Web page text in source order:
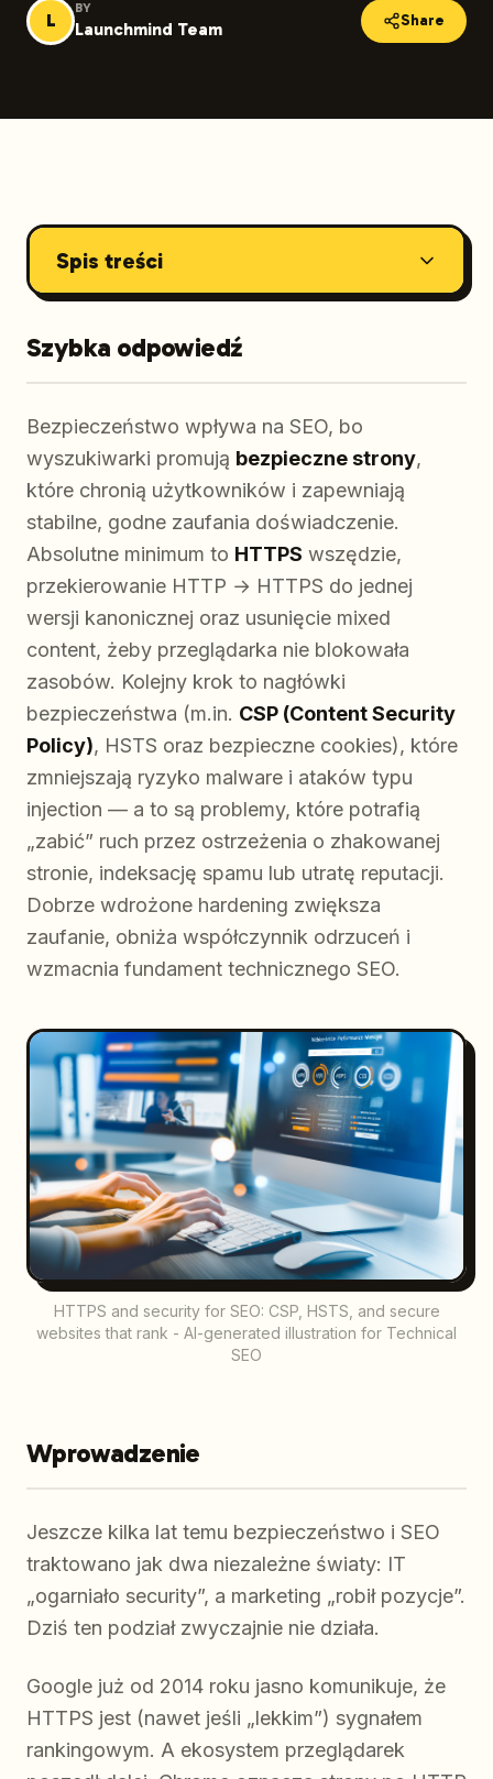
L
BY
Launchmind Team Share
Spis treści
Szybka odpowiedź
Bezpieczeństwo wpływa na SEO, bo
wyszukiwarki promują bezpieczne strony,
które chronią użytkowników i zapewniają
stabilne, godne zaufania doświadczenie.
Absolutne minimum to HTTPS wszędzie,
przekierowanie HTTP → HTTPS do jednej
wersji kanonicznej oraz usunięcie mixed
content, żeby przeglądarka nie blokowała
zasobów. Kolejny krok to nagłówki
bezpieczeństwa (m.in. CSP (Content Security
Policy), HSTS oraz bezpieczne cookies), które
zmniejszają ryzyko malware i ataków typu
injection — a to są problemy, które potrafią
„zabić” ruch przez ostrzeżenia o zhakowanej
stronie, indeksację spamu lub utratę reputacji.
Dobrze wdrożone hardening zwiększa
zaufanie, obniża współczynnik odrzuceń i
wzmacnia fundament technicznego SEO.
HTTPS and security for SEO: CSP, HSTS, and secure
websites that rank - AI-generated illustration for Technical
SEO
Wprowadzenie
Jeszcze kilka lat temu bezpieczeństwo i SEO
traktowano jak dwa niezależne światy: IT
„ogarniało security”, a marketing „robił pozycje”.
Dziś ten podział zwyczajnie nie działa.
Google już od 2014 roku jasno komunikuje, że
HTTPS jest (nawet jeśli „lekkim”) sygnałem
rankingowym. A ekosystem przeglądarek